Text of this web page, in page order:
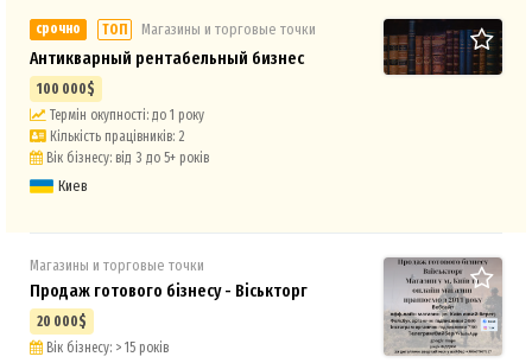
срочно ТОП Магазины и торговые точки
Антикварный рентабельный бизнес
100 000$
Термін окупності: до 1 року
Кількість працівників: 2
Вік бізнесу: від 3 до 5+ років
Киев
Магазины и торговые точки
Продаж готового бізнесу - Віськторг
20 000$
Вік бізнесу: > 15 років